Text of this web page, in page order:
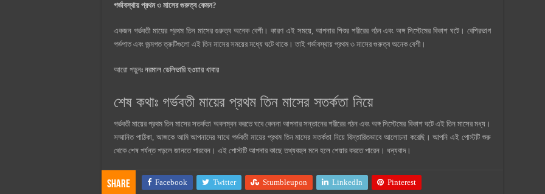
গর্ভাবস্থায় প্রথম ৩ মাসের গুরুত্ব কেমন?
একজন গর্ভবতী মায়ের প্রথম তিন মাসের গুরুত্ব অনেক বেশী। কারণ এই সময়ে, আপনার শিশুর শরীরের গঠন এবং অঙ্গ সিস্টেমের বিকাশ ঘটে। বেশিরভাগ
গর্ভপাত এবং জন্মগত ত্রুটিগুলো এই তিন মাসের সময়ের মধ্যে ঘটে থাকে। তাই গর্ভাবস্থায় প্রথম ৩ মাসের গুরুত্ব অনেক বেশী।
আরো পড়ুনঃ নরমাল ডেলিভারি হওয়ার খাবার
শেষ কথাঃ গর্ভবতী মায়ের প্রথম তিন মাসের সতর্কতা নিয়ে
গর্ভবতী মায়ের প্রথম তিন মাসের সতর্কতা অবলম্বন করতে ঘবে কেননা আপনার সন্তানের শরীরের গঠন এবং অঙ্গ সিস্টেমের বিকাশ ঘটে এই তিন মাসের মধ্য।
সম্মানিত পাঠিকা, আজকে আমি আপনাদের সাথে গর্ভবতী মায়ের প্রথম তিন মাসের সতর্কতা নিয়ে বিস্তারিতভাবে আলোচনা করেছি। আপনি এই পোস্টটি শুরু
থেকে শেষ পর্যন্ত পড়লে জানতে পারবেন। এই পোস্টটি আপনার কাছে তথ্যবহুল মনে হলে শেয়ার করতে পারেন। ধন্যবাদ।
Share Facebook Twitter Stumbleupon LinkedIn Pinterest